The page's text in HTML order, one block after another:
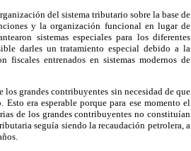
del sistema tributario sobre la base de
y la organización funcional en lugar de
sistemas especiales para los diferentes
darles un tratamiento especial debido a la
fiscales entrenados en sistemas modernos de
los grandes contribuyentes sin necesidad de que
era esperable porque para ese momento el
de los grandes contribuyentes no constituían
seguía siendo la recaudación petrolera, a